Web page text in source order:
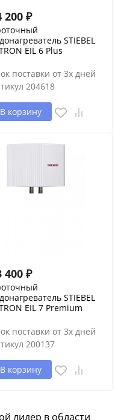
200 ₽
STIEBEL
EIL 6 Plus
поставки от 3х дней
204618
В корзину
400 ₽
STIEBEL
EIL 7 Premium
поставки от 3х дней
200137
В корзину
лидер в области